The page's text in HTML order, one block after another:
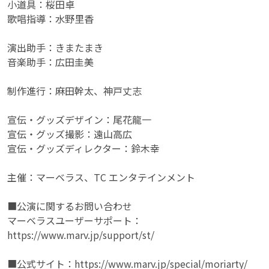
小道具：桜田卓
歌唱指導：水野里香
演出助手：きまたまき
音楽助手：広田圭美
制作進行：麻田幹太、神戸丈志
宣伝・グッズデザイン：尾花龍一
宣伝・グッズ撮影：遠山高広
宣伝・グッズディレクター：鈴木幸
主催：マーベラス、TC エンタテインメント
■公演に関するお問い合わせ
マーベラスユーザーサポート：
https://www.marv.jp/support/st/
■公式サイト：https://www.marv.jp/special/moriarty/